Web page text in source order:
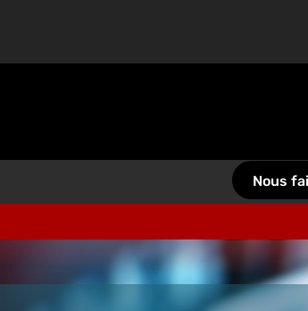
Nous